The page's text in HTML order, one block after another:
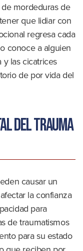
mordeduras de
que lidiar con
regresa cada
conoce a alguien
las cicatrices
de por vida del
del trauma
causar un
la confianza
para
de traumatismos
para su estado